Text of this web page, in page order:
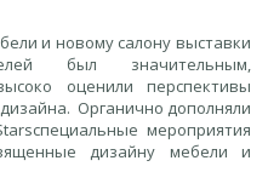
и новому салону выставки
был значительным,
оценили перспективы
Органично дополняли
мероприятия
дизайну мебели и